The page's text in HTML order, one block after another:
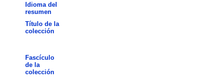
Idioma del
resumen
Título de la
colección
Fascículo
de la
colección